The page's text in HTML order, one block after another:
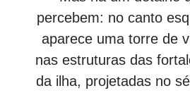
percebem: no canto
aparece uma torre de
nas estruturas das
da ilha, projetadas no